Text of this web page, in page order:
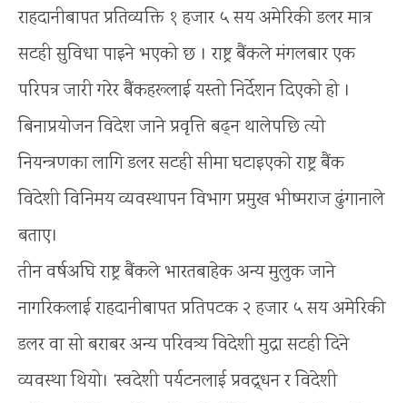
राहदानीबापत प्रतिव्यक्ति १ हजार ५ सय अमेरिकी डलर मात्र
सटही सुविधा पाइने भएको छ । राष्ट्र बैंकले मंगलबार एक
परिपत्र जारी गरेर बैंकहरूलाई यस्तो निर्देशन दिएको हो ।
बिनाप्रयोजन विदेश जाने प्रवृत्ति बढ्न थालेपछि त्यो
नियन्त्रणका लागि डलर सटही सीमा घटाइएको राष्ट्र बैंक
विदेशी विनिमय व्यवस्थापन विभाग प्रमुख भीष्मराज ढुंगानाले
बताए।
तीन वर्षअघि राष्ट्र बैंकले भारतबाहेक अन्य मुलुक जाने
नागरिकलाई राहदानीबापत प्रतिपटक २ हजार ५ सय अमेरिकी
डलर वा सो बराबर अन्य परिवत्र्य विदेशी मुद्रा सटही दिने
व्यवस्था थियो। ‘स्वदेशी पर्यटनलाई प्रवद्र्धन र विदेशी